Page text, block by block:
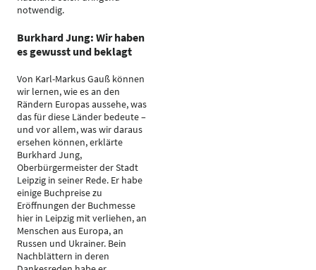
notwendig.
Burkhard Jung: Wir haben
es gewusst und beklagt
Von Karl-Markus Gauß können
wir lernen, wie es an den
Rändern Europas aussehe, was
das für diese Länder bedeute –
und vor allem, was wir daraus
ersehen können, erklärte
Burkhard Jung,
Oberbürgermeister der Stadt
Leipzig in seiner Rede. Er habe
einige Buchpreise zu
Eröffnungen der Buchmesse
hier in Leipzig mit verliehen, an
Menschen aus Europa, an
Russen und Ukrainer. Bein
Nachblättern in deren